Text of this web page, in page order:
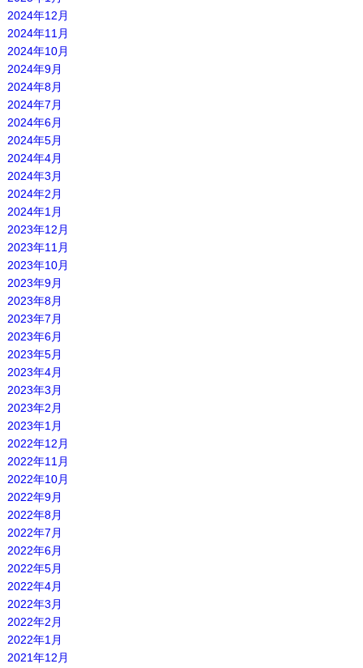
2024年12月
2024年11月
2024年10月
2024年9月
2024年8月
2024年7月
2024年6月
2024年5月
2024年4月
2024年3月
2024年2月
2024年1月
2023年12月
2023年11月
2023年10月
2023年9月
2023年8月
2023年7月
2023年6月
2023年5月
2023年4月
2023年3月
2023年2月
2023年1月
2022年12月
2022年11月
2022年10月
2022年9月
2022年8月
2022年7月
2022年6月
2022年5月
2022年4月
2022年3月
2022年2月
2022年1月
2021年12月